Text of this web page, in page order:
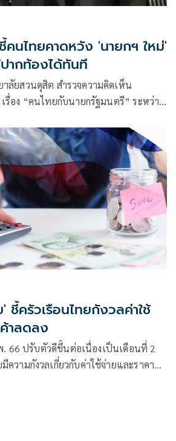
นไทยคาดหวัง 'นายกฯ ใหม่'
ากท้องได้ทันที
ลัยสวนดุสิต สำรวจความคิดเห็น
รื่อง “คนไทยกับนายกรัฐมนตรี” ระหว่าง
ชี้ครัวเรือนไทยกังวลค่าใช้
าลดลง
. 66 ปรับตัวดีขึ้นต่อเนื่องเป็นเดือนที่ 2
ความกังวลเกี่ยวกับค่าใช้จ่ายและราคา